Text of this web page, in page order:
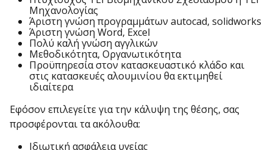
Μηχανολογίας
Άριστη γνώση προγραμμάτων autocad, solidworks
Άριστη γνώση Word, Excel
Πολύ καλή γνώση αγγλικών
Μεθοδικότητα, Οργανωτικότητα
Προϋπηρεσία στον κατασκευαστικό κλάδο και
στις κατασκευές αλουμινίου θα εκτιμηθεί
ιδιαίτερα
Εφόσον επιλεγείτε για την κάλυψη της θέσης, σας
προσφέρονται τα ακόλουθα:
Ιδιωτική ασφάλεια υγείας